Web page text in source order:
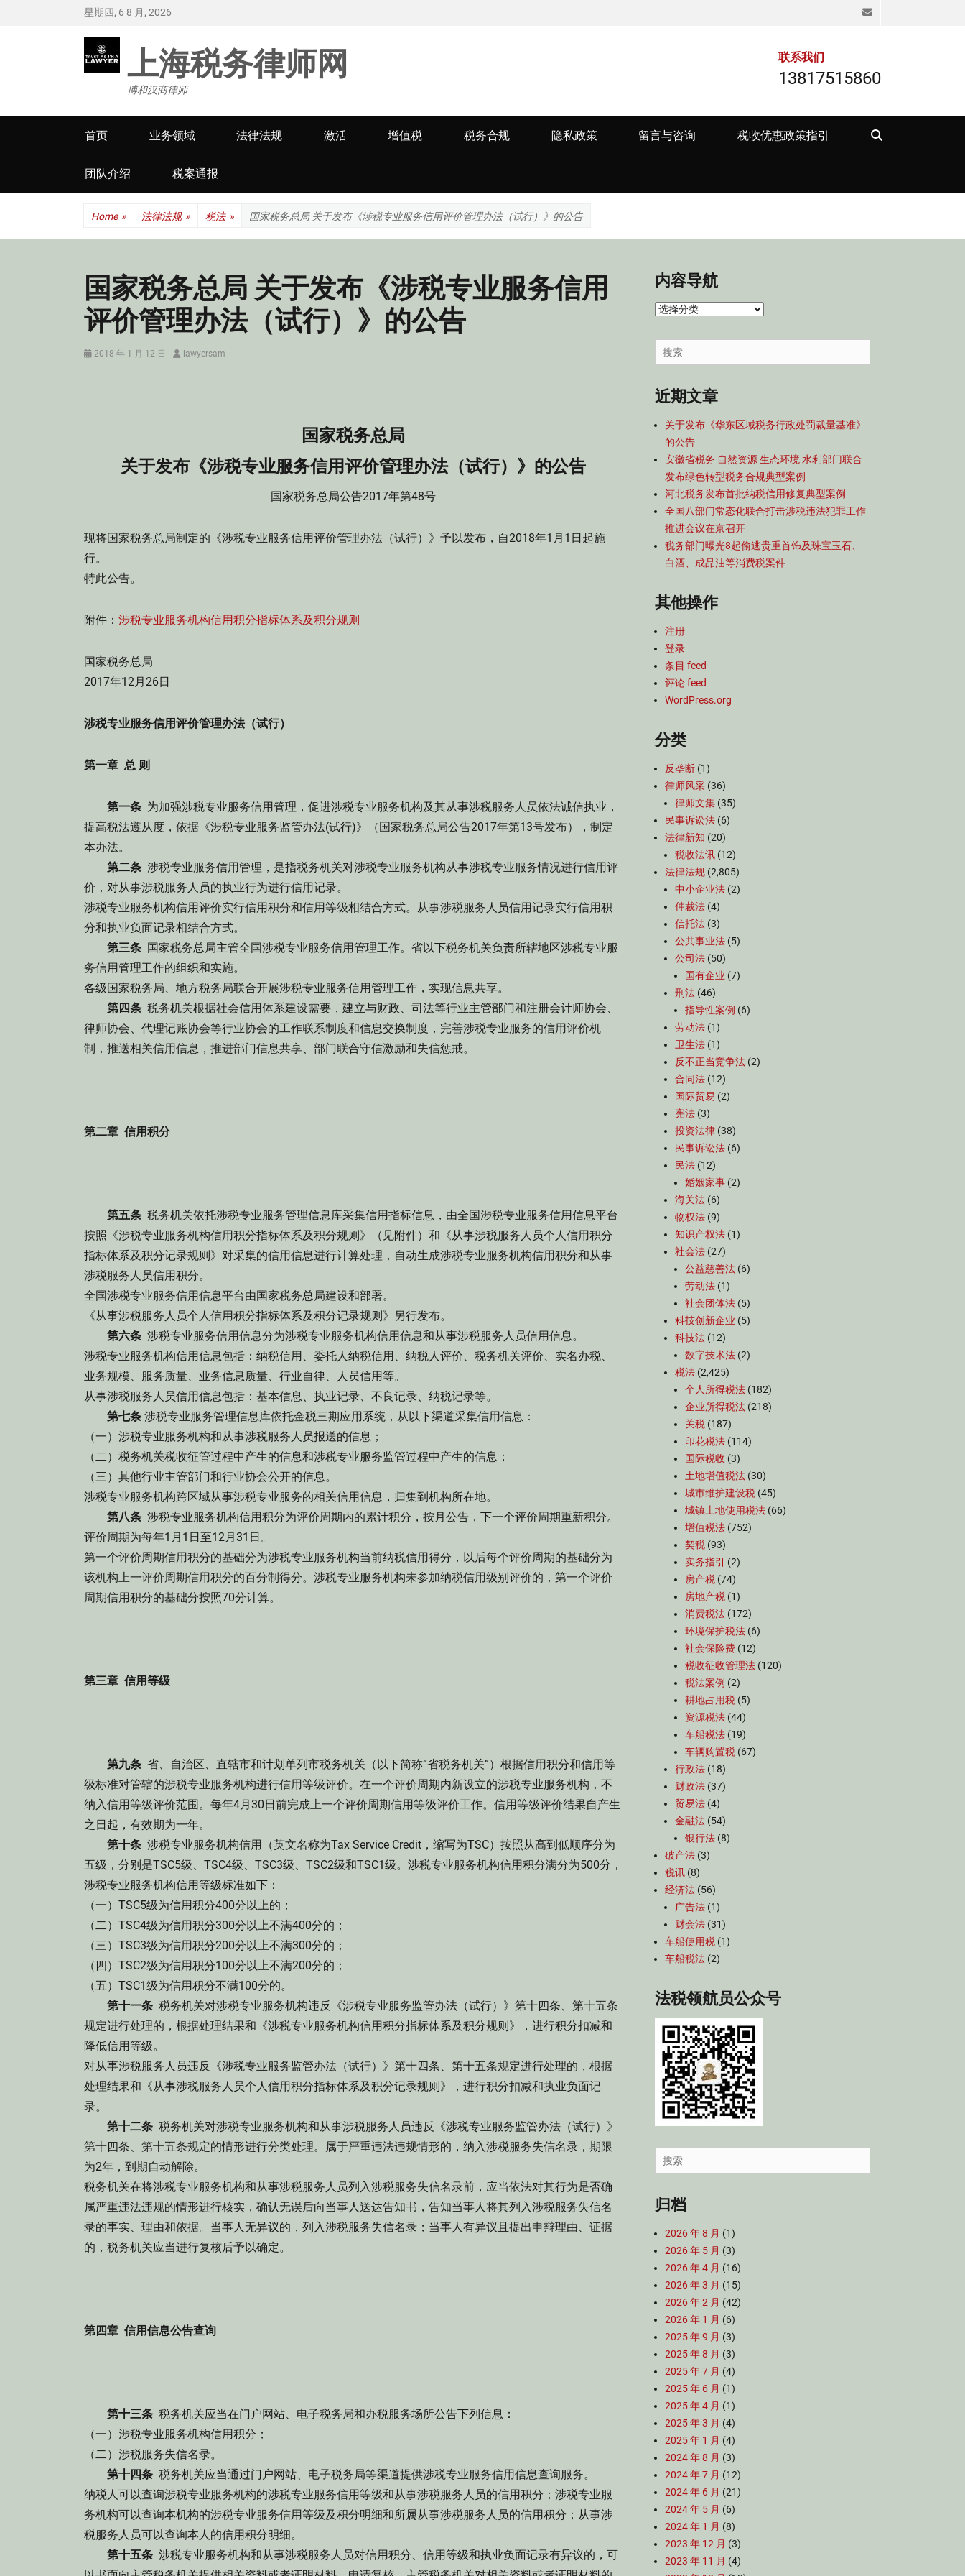
星期四, 6 8 月, 2026 Email
上海税务律师网
博和汉商律师
联系我们
13817515860
Primary
menu
首页 业务领域 法律法规 激活 增值税 税务合规 隐私政策 留言与咨询 税收优惠政策指引
团队介绍 税案通报
Home » 法律法规 » 税法 » 国家税务总局 关于发布《涉税专业服务信用评价管理办法（试行）》的公告
国家税务总局 关于发布《涉税专业服务信用
评价管理办法（试行）》的公告
Posted
2018 年 1 月 12 日 Authorlawyersam
国家税务总局
关于发布《涉税专业服务信用评价管理办法（试行）》的公告
国家税务总局公告2017年第48号
现将国家税务总局制定的《涉税专业服务信用评价管理办法（试行）》予以发布，自2018年1月1日起施
行。
特此公告。
附件： 涉税专业服务机构信用积分指标体系及积分规则
国家税务总局
2017年12月26日
涉税专业服务信用评价管理办法（试行）
第一章 总 则
第一条 为加强涉税专业服务信用管理，促进涉税专业服务机构及其从事涉税服务人员依法诚信执业，
提高税法遵从度，依据《涉税专业服务监管办法(试行)》（国家税务总局公告2017年第13号发布），制定
本办法。
第二条 涉税专业服务信用管理，是指税务机关对涉税专业服务机构从事涉税专业服务情况进行信用评
价，对从事涉税服务人员的执业行为进行信用记录。
涉税专业服务机构信用评价实行信用积分和信用等级相结合方式。从事涉税服务人员信用记录实行信用积
分和执业负面记录相结合方式。
第三条 国家税务总局主管全国涉税专业服务信用管理工作。省以下税务机关负责所辖地区涉税专业服
务信用管理工作的组织和实施。
各级国家税务局、地方税务局联合开展涉税专业服务信用管理工作，实现信息共享。
第四条 税务机关根据社会信用体系建设需要，建立与财政、司法等行业主管部门和注册会计师协会、
律师协会、代理记账协会等行业协会的工作联系制度和信息交换制度，完善涉税专业服务的信用评价机
制，推送相关信用信息，推进部门信息共享、部门联合守信激励和失信惩戒。
第二章 信用积分
第五条 税务机关依托涉税专业服务管理信息库采集信用指标信息，由全国涉税专业服务信用信息平台
按照《涉税专业服务机构信用积分指标体系及积分规则》（见附件）和《从事涉税服务人员个人信用积分
指标体系及积分记录规则》对采集的信用信息进行计算处理，自动生成涉税专业服务机构信用积分和从事
涉税服务人员信用积分。
全国涉税专业服务信用信息平台由国家税务总局建设和部署。
《从事涉税服务人员个人信用积分指标体系及积分记录规则》另行发布。
第六条 涉税专业服务信用信息分为涉税专业服务机构信用信息和从事涉税服务人员信用信息。
涉税专业服务机构信用信息包括：纳税信用、委托人纳税信用、纳税人评价、税务机关评价、实名办税、
业务规模、服务质量、业务信息质量、行业自律、人员信用等。
从事涉税服务人员信用信息包括：基本信息、执业记录、不良记录、纳税记录等。
第七条 涉税专业服务管理信息库依托金税三期应用系统，从以下渠道采集信用信息：
（一）涉税专业服务机构和从事涉税服务人员报送的信息；
（二）税务机关税收征管过程中产生的信息和涉税专业服务监管过程中产生的信息；
（三）其他行业主管部门和行业协会公开的信息。
涉税专业服务机构跨区域从事涉税专业服务的相关信用信息，归集到机构所在地。
第八条 涉税专业服务机构信用积分为评价周期内的累计积分，按月公告，下一个评价周期重新积分。
评价周期为每年1月1日至12月31日。
第一个评价周期信用积分的基础分为涉税专业服务机构当前纳税信用得分，以后每个评价周期的基础分为
该机构上一评价周期信用积分的百分制得分。涉税专业服务机构未参加纳税信用级别评价的，第一个评价
周期信用积分的基础分按照70分计算。
第三章 信用等级
第九条 省、自治区、直辖市和计划单列市税务机关（以下简称“省税务机关”）根据信用积分和信用等
级标准对管辖的涉税专业服务机构进行信用等级评价。在一个评价周期内新设立的涉税专业服务机构，不
纳入信用等级评价范围。每年4月30日前完成上一个评价周期信用等级评价工作。信用等级评价结果自产生
之日起，有效期为一年。
第十条 涉税专业服务机构信用（英文名称为Tax Service Credit，缩写为TSC）按照从高到低顺序分为
五级，分别是TSC5级、TSC4级、TSC3级、TSC2级和TSC1级。涉税专业服务机构信用积分满分为500分，
涉税专业服务机构信用等级标准如下：
（一）TSC5级为信用积分400分以上的；
（二）TSC4级为信用积分300分以上不满400分的；
（三）TSC3级为信用积分200分以上不满300分的；
（四）TSC2级为信用积分100分以上不满200分的；
（五）TSC1级为信用积分不满100分的。
第十一条 税务机关对涉税专业服务机构违反《涉税专业服务监管办法（试行）》第十四条、第十五条
规定进行处理的，根据处理结果和《涉税专业服务机构信用积分指标体系及积分规则》，进行积分扣减和
降低信用等级。
对从事涉税服务人员违反《涉税专业服务监管办法（试行）》第十四条、第十五条规定进行处理的，根据
处理结果和《从事涉税服务人员个人信用积分指标体系及积分记录规则》，进行积分扣减和执业负面记
录。
第十二条 税务机关对涉税专业服务机构和从事涉税服务人员违反《涉税专业服务监管办法（试行）》
第十四条、第十五条规定的情形进行分类处理。属于严重违法违规情形的，纳入涉税服务失信名录，期限
为2年，到期自动解除。
税务机关在将涉税专业服务机构和从事涉税服务人员列入涉税服务失信名录前，应当依法对其行为是否确
属严重违法违规的情形进行核实，确认无误后向当事人送达告知书，告知当事人将其列入涉税服务失信名
录的事实、理由和依据。当事人无异议的，列入涉税服务失信名录；当事人有异议且提出申辩理由、证据
的，税务机关应当进行复核后予以确定。
第四章 信用信息公告查询
第十三条 税务机关应当在门户网站、电子税务局和办税服务场所公告下列信息：
（一）涉税专业服务机构信用积分；
（二）涉税服务失信名录。
第十四条 税务机关应当通过门户网站、电子税务局等渠道提供涉税专业服务信用信息查询服务。
纳税人可以查询涉税专业服务机构的涉税专业服务信用等级和从事涉税服务人员的信用积分；涉税专业服
务机构可以查询本机构的涉税专业服务信用等级及积分明细和所属从事涉税服务人员的信用积分；从事涉
税服务人员可以查询本人的信用积分明细。
第十五条 涉税专业服务机构和从事涉税服务人员对信用积分、信用等级和执业负面记录有异议的，可
内容导航
内
导
航
Search
for:
近期文章
关于发布《华东区域税务行政处罚裁量基准》
的公告
安徽省税务 自然资源 生态环境 水利部门联合
发布绿色转型税务合规典型案例
河北税务发布首批纳税信用修复典型案例
全国八部门常态化联合打击涉税违法犯罪工作
推进会议在京召开
税务部门曝光8起偷逃贵重首饰及珠宝玉石、
白酒、成品油等消费税案件
其他操作
注册
登录
条目 feed
评论 feed
WordPress.org
分类
反垄断 (1)
律师风采 (36)
律师文集 (35)
民事诉讼法 (6)
法律新知 (20)
税收法讯 (12)
法律法规 (2,805)
中小企业法 (2)
仲裁法 (4)
信托法 (3)
公共事业法 (5)
公司法 (50)
国有企业 (7)
刑法 (46)
指导性案例 (6)
劳动法 (1)
卫生法 (1)
反不正当竞争法 (2)
合同法 (12)
国际贸易 (2)
宪法 (3)
投资法律 (38)
民事诉讼法 (6)
民法 (12)
婚姻家事 (2)
海关法 (6)
物权法 (9)
知识产权法 (1)
社会法 (27)
公益慈善法 (6)
劳动法 (1)
社会团体法 (5)
科技创新企业 (5)
科技法 (12)
数字技术法 (2)
税法 (2,425)
个人所得税法 (182)
企业所得税法 (218)
关税 (187)
印花税法 (114)
国际税收 (3)
土地增值税法 (30)
城市维护建设税 (45)
城镇土地使用税法 (66)
增值税法 (752)
契税 (93)
实务指引
(2)
房产税 (74)
房地产税 (1)
消费税法 (172)
环境保护税法 (6)
社会保险费 (12)
税收征收管理法 (120)
税法案例 (2)
耕地占用税 (5)
资源税法 (44)
车船税法 (19)
车辆购置税 (67)
行政法 (18)
财政法 (37)
贸易法 (4)
金融法 (54)
银行法 (8)
破产法 (3)
税讯 (8)
经济法 (56)
广告法 (1)
财会法 (31)
车船使用税 (1)
车船税法 (2)
法税领航员公众号
Search
for:
归档
2026 年 8 月 (1)
2026 年 5 月 (3)
2026 年 4 月 (16)
2026 年 3 月 (15)
2026 年 2 月 (42)
2026 年 1 月 (6)
2025 年 9 月 (3)
2025 年 8 月 (3)
2025 年 7 月 (4)
2025 年 6 月 (1)
2025 年 4 月 (1)
2025 年 3 月 (4)
2025 年 1 月 (4)
2024 年 8 月 (3)
2024 年 7 月 (12)
2024 年 6 月 (21)
2024 年 5 月 (6)
2024 年 1 月 (8)
2023 年 12 月 (3)
2023 年 11 月 (4)